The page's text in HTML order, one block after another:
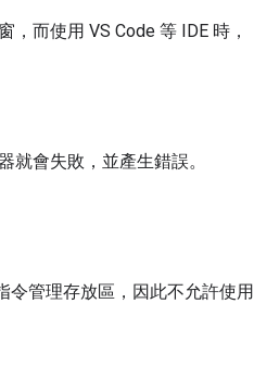
而使用 VS Code 等 IDE 時，
會失敗，並產生錯誤。
令管理存放區，因此不允許使用